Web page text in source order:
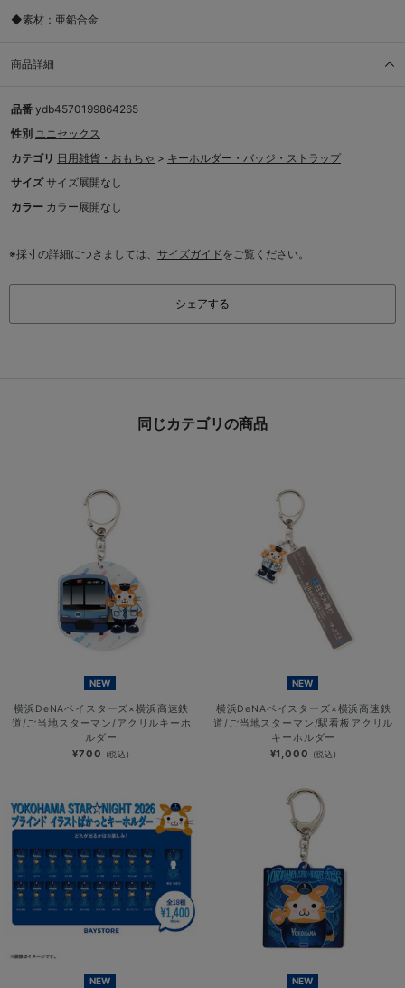
◆素材：亜鉛合金
商品詳細
品番 ydb4570199864265
性別 ユニセックス
カテゴリ 日用雑貨・おもちゃ > キーホルダー・バッジ・ストラップ
サイズ サイズ展開なし
カラー カラー展開なし
※採寸の詳細につきましては、 サイズガイドをご覧ください。
シェアする
同じカテゴリの商品
NEW
横浜DeNAベイスターズ×横浜高速鉄
道/ご当地スターマン/アクリルキーホ
ルダー
¥700 (税込)
NEW
横浜DeNAベイスターズ×横浜高速鉄
道/ご当地スターマン/駅看板アクリル
キーホルダー
¥1,000 (税込)
NEW NEW